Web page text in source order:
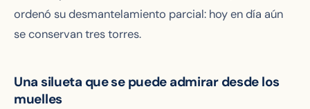
ordenó su desmantelamiento parcial: hoy en día aún
se conservan tres torres.
Una silueta que se puede admirar desde los
muelles